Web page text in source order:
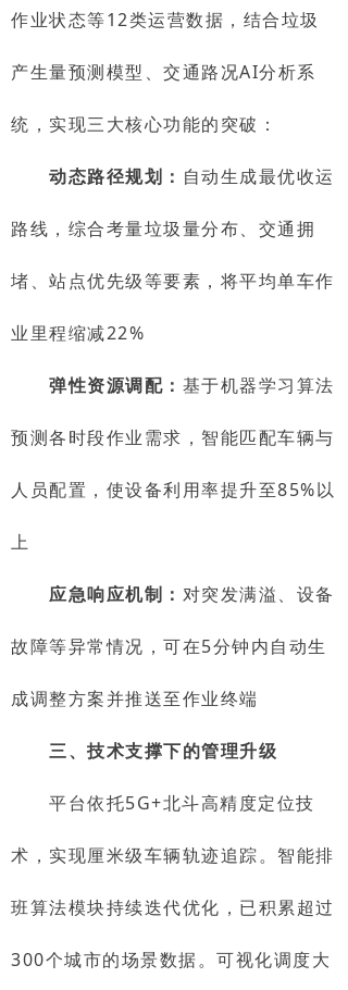
作业状态等12类运营数据，结合垃圾
产生量预测模型、交通路况AI分析系
统，实现三大核心功能的突破：
动态路径规划： 自动生成最优收运
路线，综合考量垃圾量分布、交通拥
堵、站点优先级等要素，将平均单车作
业里程缩减22%
弹性资源调配： 基于机器学习算法
预测各时段作业需求，智能匹配车辆与
人员配置，使设备利用率提升至85%以
上
应急响应机制： 对突发满溢、设备
故障等异常情况，可在5分钟内自动生
成调整方案并推送至作业终端
三、技术支撑下的管理升级
平台依托5G+北斗高精度定位技
术，实现厘米级车辆轨迹追踪。智能排
班算法模块持续迭代优化，已积累超过
300个城市的场景数据。可视化调度大